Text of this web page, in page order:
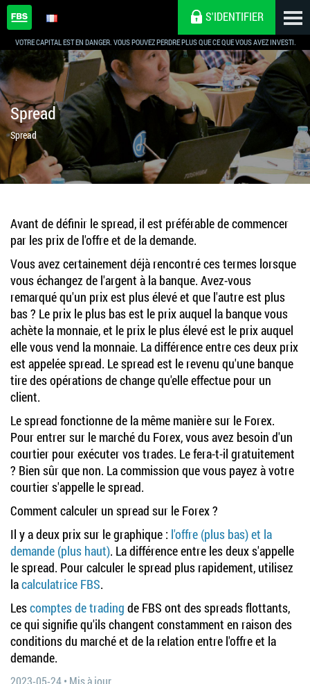
VOTRE CAPITAL EST EN DANGER. VOUS POUVEZ PERDRE PLUS QUE CE QUE VOUS AVEZ INVESTI.
S'IDENTIFIER
Spread
Spread
Avant de définir le spread, il est préférable de commencer
par les prix de l'offre et de la demande.
Vous avez certainement déjà rencontré ces termes lorsque
vous échangez de l'argent à la banque. Avez-vous
remarqué qu'un prix est plus élevé et que l'autre est plus
bas ? Le prix le plus bas est le prix auquel la banque vous
achète la monnaie, et le prix le plus élevé est le prix auquel
elle vous vend la monnaie. La différence entre ces deux prix
est appelée spread. Le spread est le revenu qu'une banque
tire des opérations de change qu'elle effectue pour un
client.
Le spread fonctionne de la même manière sur le Forex.
Pour entrer sur le marché du Forex, vous avez besoin d'un
courtier pour exécuter vos trades. Le fera-t-il gratuitement
? Bien sûr que non. La commission que vous payez à votre
courtier s'appelle le spread.
Comment calculer un spread sur le Forex ?
Il y a deux prix sur le graphique : l'offre (plus bas) et la
demande (plus haut). La différence entre les deux s'appelle
le spread. Pour calculer le spread plus rapidement, utilisez
lacalculatrice FBS.
Lescomptes de trading de FBS ont des spreads flottants,
ce qui signifie qu'ils changent constamment en raison des
conditions du marché et de la relation entre l'offre et la
demande.
2023-05-24 • Mis à jour